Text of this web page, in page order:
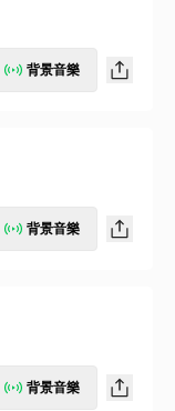
背景音樂
背景音樂
背景音樂